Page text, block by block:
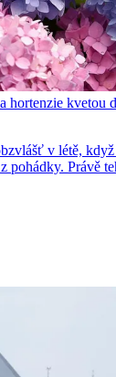
hortenzie kvetou
v létě,
pohádky. Právě